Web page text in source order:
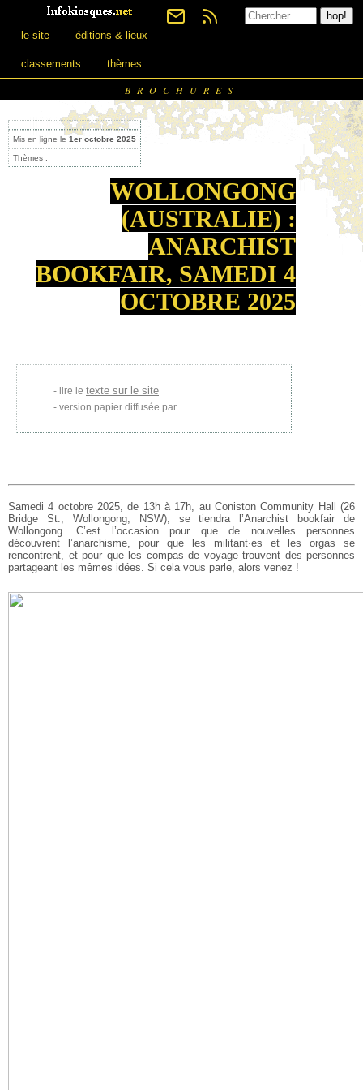
le site éditions & lieux
classements thèmes
BROCHURES
Mis en ligne le 1er octobre 2025
Thèmes :
WOLLONGONG
(AUSTRALIE) :
ANARCHIST
BOOKFAIR, SAMEDI 4
OCTOBRE 2025
lire le texte sur le site
version papier diffusée par
Samedi 4 octobre 2025, de 13h à 17h, au Coniston Community Hall (26
Bridge St., Wollongong, NSW), se tiendra l’Anarchist bookfair de
Wollongong. C’est l’occasion pour que de nouvelles personnes
découvrent l’anarchisme, pour que les militant⋅es et les orgas se
rencontrent, et pour que les compas de voyage trouvent des personnes
partageant les mêmes idées. Si cela vous parle, alors venez !